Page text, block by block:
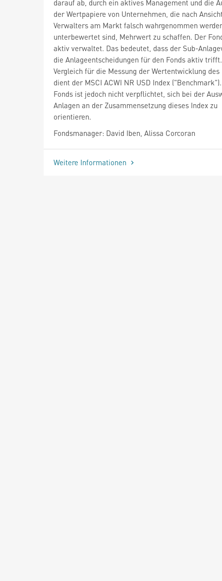
darauf ab, durch ein aktives Management und die
der Wertpapiere von Unternehmen, die nach
Verwalters am Markt falsch wahrgenommen
unterbewertet sind, Mehrwert zu schaffen. Der
aktiv verwaltet. Das bedeutet, dass der Sub-
die Anlageentscheidungen für den Fonds aktiv
Vergleich für die Messung der Wertentwicklung des
dient der MSCI ACWI NR USD Index
Fonds ist jedoch nicht verpflichtet, sich bei der
Anlagen an der Zusammensetzung dieses Index zu
orientieren.
Fondsmanager: David Iben, Alissa Corcoran
Weitere Informationen